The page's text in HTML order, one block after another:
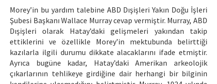
Morey’in bu yardım talebine ABD Dışişleri Yakın Doğu İşleri
Şubesi Başkanı Wallace Murray cevap vermiştir. Murray, ABD
Dışişleri olarak Hatay’daki gelişmeleri yakından takip
ettiklerini ve özellikle Morey’in mektubunda belirttiği
kazılarla ilgili durumu dikkate alacaklarını ifade etmiştir.
Ayrıca bugüne kadar, Hatay’daki Amerikan arkeolojik
çıkarlarının tehlikeye girdiğine dair herhangi bir bilginin